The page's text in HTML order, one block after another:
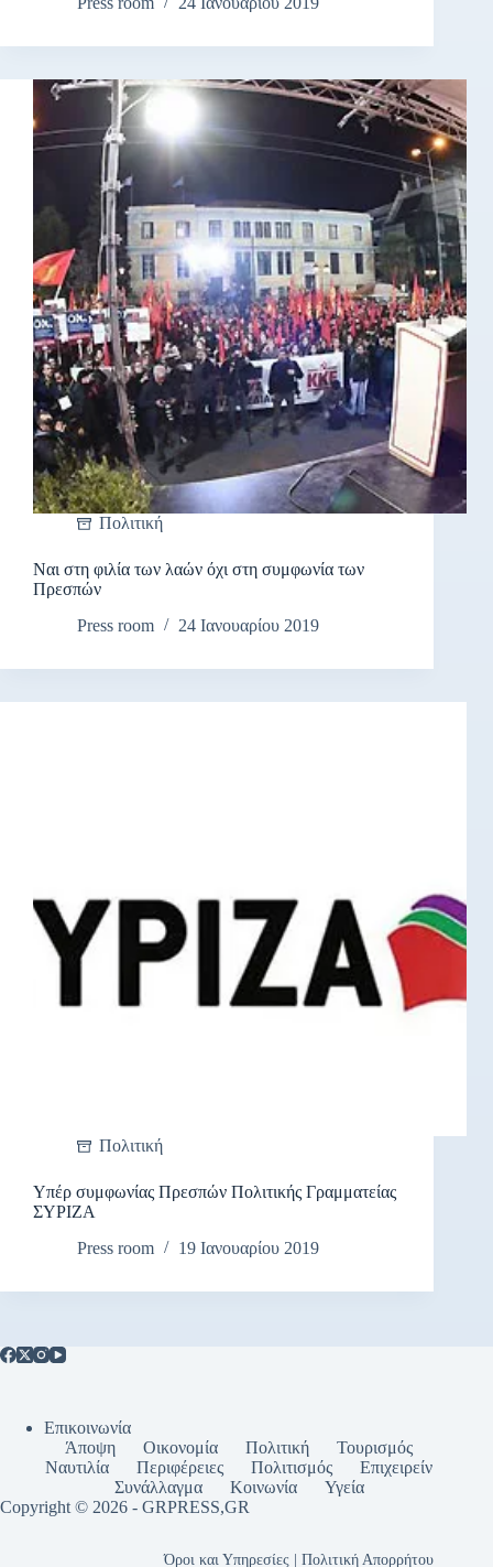
Πολιτική
Ναι στη φιλία των λαών όχι στη συμφωνία των
Πρεσπών
Press room
24 Ιανουαρίου 2019
Πολιτική
Υπέρ συμφωνίας Πρεσπών Πολιτικής Γραμματείας
ΣΥΡΙΖΑ
Press room
19 Ιανουαρίου 2019
Επικοινωνία
Άποψη
Οικονομία Πολιτική
Τουρισμός
Ναυτιλία
Περιφέρειες Πολιτισμός
Επιχειρείν
Συνάλλαγμα
Κοινωνία
Υγεία
Copyright © 2026 - GRPRESS,GR
Όροι και Υπηρεσίες | Πολιτική Απορρήτου